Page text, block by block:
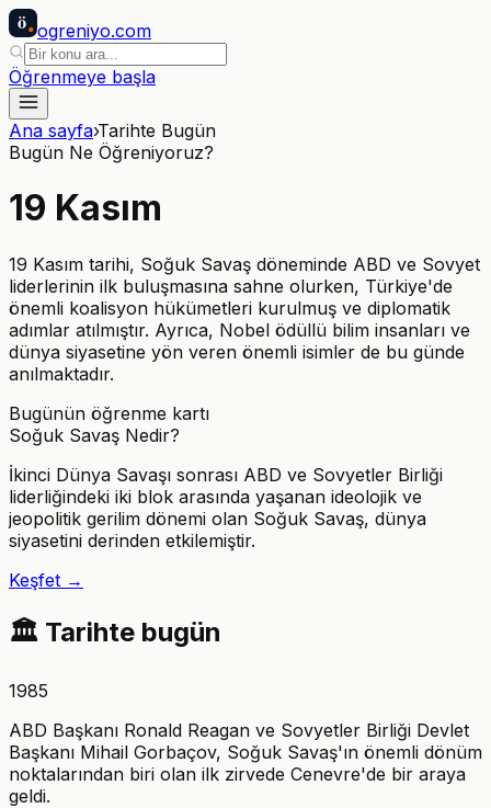
ö ogreniyo.com
Öğrenmeye başla
Ana sayfa›Tarihte Bugün
Bugün Ne Öğreniyoruz?
19 Kasım
19 Kasım tarihi, Soğuk Savaş döneminde ABD ve Sovyet
liderlerinin ilk buluşmasına sahne olurken, Türkiye'de
önemli koalisyon hükümetleri kurulmuş ve diplomatik
adımlar atılmıştır. Ayrıca, Nobel ödüllü bilim insanları ve
dünya siyasetine yön veren önemli isimler de bu günde
anılmaktadır.
Bugünün öğrenme kartı
Soğuk Savaş Nedir?
İkinci Dünya Savaşı sonrası ABD ve Sovyetler Birliği
liderliğindeki iki blok arasında yaşanan ideolojik ve
jeopolitik gerilim dönemi olan Soğuk Savaş, dünya
siyasetini derinden etkilemiştir.
Keşfet →
🏛️ Tarihte bugün
1985
ABD Başkanı Ronald Reagan ve Sovyetler Birliği Devlet
Başkanı Mihail Gorbaçov, Soğuk Savaş'ın önemli dönüm
noktalarından biri olan ilk zirvede Cenevre'de bir araya
geldi.